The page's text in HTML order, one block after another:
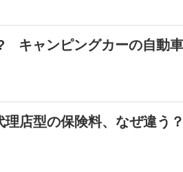
キャンピングカーの自動
理店型の保険料、なぜ違う？